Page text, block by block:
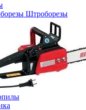
Штроборезы